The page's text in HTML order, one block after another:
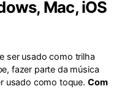
Mac, iOS
ser usado como trilha
fazer parte da música
usado como toque. Com